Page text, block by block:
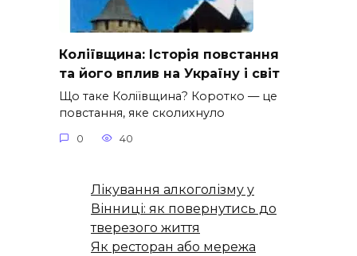
Коліївщина: Історія повстання
та його вплив на Україну і світ
Що таке Коліївщина? Коротко — це
повстання, яке сколихнуло
0 40
Лікування алкоголізму у
Вінниці: як повернутись до
тверезого життя
Як ресторан або мережа